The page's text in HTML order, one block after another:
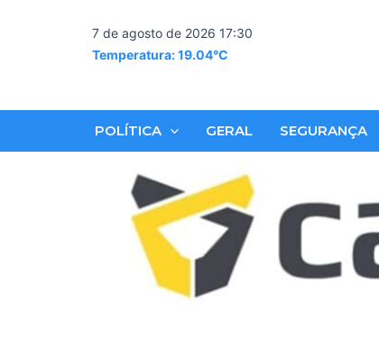
7 de agosto de 2026 17:30
Temperatura: 19.04°C
POLÍTICA GERAL SEGURANÇA